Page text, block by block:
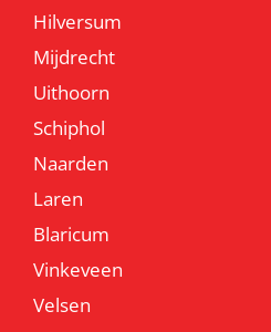
Hilversum
Mijdrecht
Uithoorn
Schiphol
Naarden
Laren
Blaricum
Vinkeveen
Velsen